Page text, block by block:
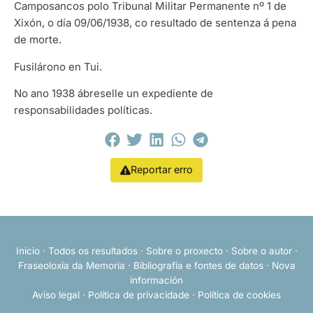
Camposancos polo Tribunal Militar Permanente nº 1 de
Xixón, o día 09/06/1938, co resultado de sentenza á pena
de morte.
Fusilárono en Tui.
No ano 1938 ábreselle un expediente de
responsabilidades políticas.
Reportar erro
Inicio· Todos os resultados· Sobre o proxecto· Sobre o autor·
Fraseoloxía da Memoria · Bibliografía e fontes de datos· Nova
información
Aviso legal · Política de privacidade · Política de cookies